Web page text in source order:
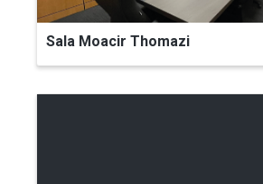
Sala Moacir Thomazi